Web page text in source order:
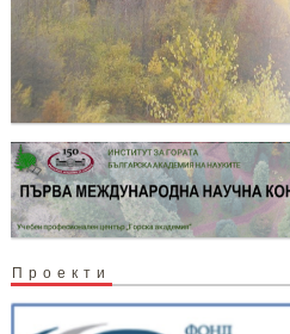
Проекти